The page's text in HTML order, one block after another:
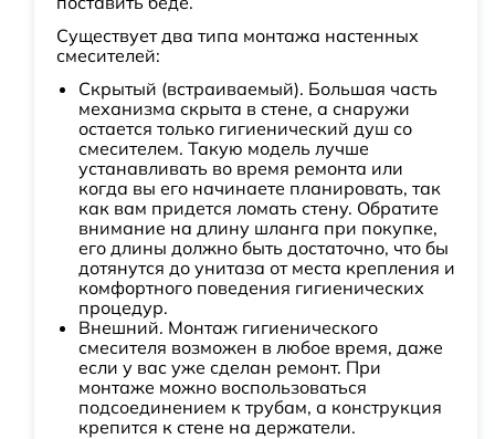
Существует два типа монтажа настенных
смесителей:
Скрытый (встраиваемый). Большая часть
механизма скрыта в стене, а снаружи
остается только гигиенический душ со
смесителем. Такую модель лучше
устанавливать во время ремонта или
когда вы его начинаете планировать, так
как вам придется ломать стену. Обратите
внимание на длину шланга при покупке,
его длины должно быть достаточно, что бы
дотянутся до унитаза от места крепления и
комфортного поведения гигиенических
процедур.
Внешний. Монтаж гигиенического
смесителя возможен в любое время, даже
если у вас уже сделан ремонт. При
монтаже можно воспользоваться
подсоединением к трубам, а конструкция
крепится к стене на держатели.